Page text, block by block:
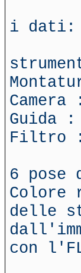
i dati:
Camera
Guida :
Filtro :
6 pose
Colore
delle
con